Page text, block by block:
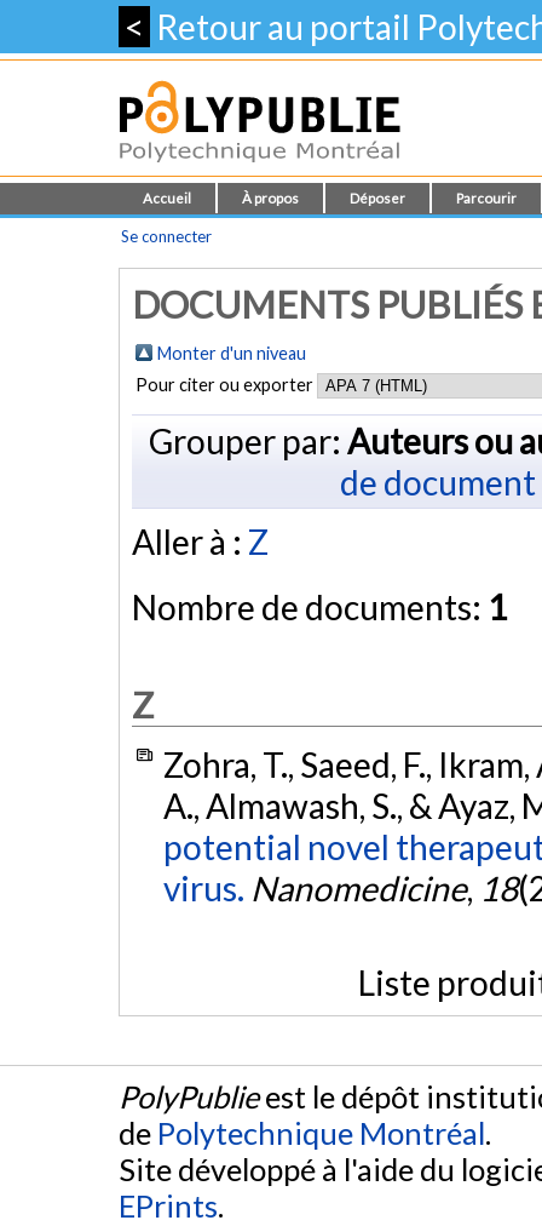
< Retour au portail
Accueil À propos Déposer Parcourir
Se connecter
DOCUMENTS PUBLIÉS
Monter d'un niveau
Pour citer ou exporter
Grouper par: Auteurs ou
de document
Aller à : Z
Nombre de documents: 1
Z
Zohra, T., Saeed, F.,
A., Almawash, S., & Ayaz,
potential novel
virus. Nanomedicine, 18
Liste
PolyPublieest le dépôt
de Polytechnique Montréal.
Site développé à l'aide du
EPrints.